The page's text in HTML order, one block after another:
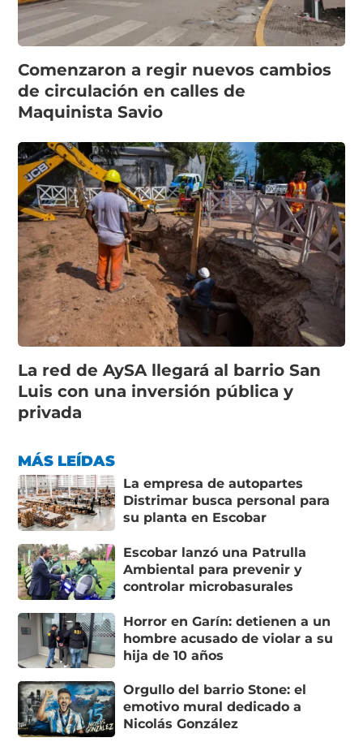
Comenzaron a regir nuevos cambios
de circulación en calles de
Maquinista Savio
La red de AySA llegará al barrio San
Luis con una inversión pública y
privada
MÁS LEÍDAS
La empresa de autopartes
Distrimar busca personal para
su planta en Escobar
Escobar lanzó una Patrulla
Ambiental para prevenir y
controlar microbasurales
Horror en Garín: detienen a un
hombre acusado de violar a su
hija de 10 años
Orgullo del barrio Stone: el
emotivo mural dedicado a
Nicolás González